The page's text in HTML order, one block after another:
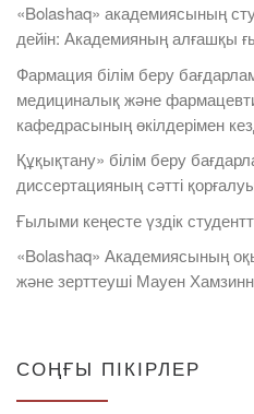
«Bolashaq» академиясының
дейін: Академияның алғашқы
Фармация білім беру
медициналық және
кафедрасының өкілдерімен
Құқықтану» білім беру
диссертацияның сәтті
Ғылыми кеңесте үздік
«Bolashaq» Академиясының
және зерттеуші Мауен
СОҢҒЫ ПІКІРЛЕР